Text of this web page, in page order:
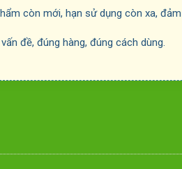
còn mới, hạn sử dụng còn xa,
đề, đúng hàng, đúng cách dùng.